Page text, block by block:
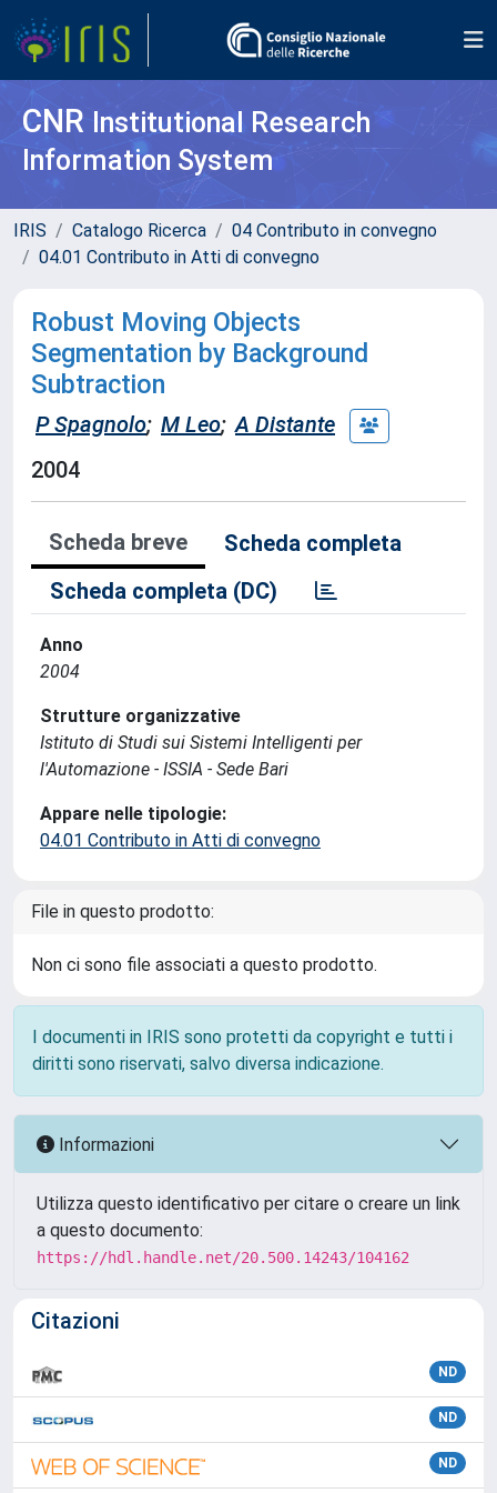
CNR Institutional Research
Information System
IRIS Catalogo Ricerca
04 Contributo in convegno
04.01 Contributo in Atti di convegno
Robust Moving Objects
Segmentation by Background
Subtraction
P Spagnolo; M Leo; A Distante
2004
Scheda breve
Scheda completa
Scheda completa (DC)
Anno
2004
Strutture organizzative
Istituto di Studi sui Sistemi Intelligenti per
l'Automazione - ISSIA - Sede Bari
Appare nelle tipologie:
04.01 Contributo in Atti di convegno
File in questo prodotto:
Non ci sono file associati a questo prodotto.
I documenti in IRIS sono protetti da copyright e tutti i
diritti sono riservati, salvo diversa indicazione.
Informazioni
Utilizza questo identificativo per citare o creare un link
a questo documento:
https://hdl.handle.net/20.500.14243/104162
Citazioni
ND
ND
ND